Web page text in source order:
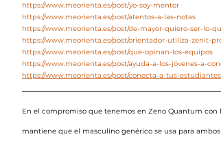
https://www.meorienta.es/post/yo-soy-mentor
https://www.meorienta.es/post/atentos-a-las-notas
https://www.meorienta.es/post/de-mayor-quiero-ser-lo-
https://www.meorienta.es/post/orientador-utiliza-zenit-
https://www.meorienta.es/post/que-opinan-los-equipos
https://www.meorienta.es/post/ayuda-a-los-jóvenes-a-
https://www.meorienta.es/post/conecta-a-tus-
En el compromiso que tenemos en Zeno Quantum con
mantiene que el masculino genérico se usa para